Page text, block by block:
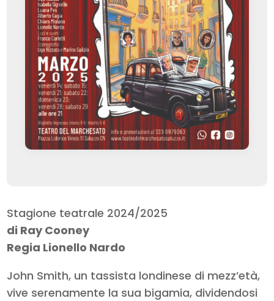
Stagione teatrale 2024/2025
di Ray Cooney
Regia Lionello Nardo
John Smith, un tassista londinese di mezz’età,
vive serenamente la sua bigamia, dividendosi